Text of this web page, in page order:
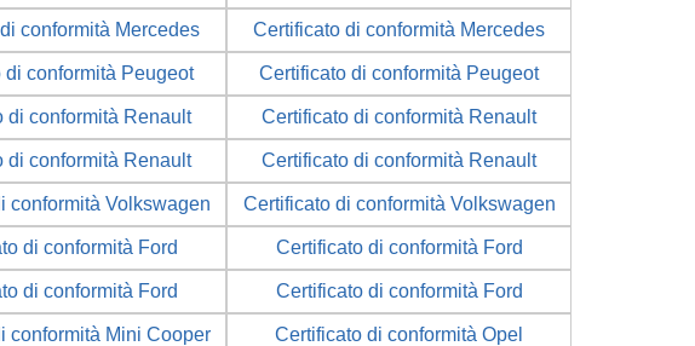
conformità Mercedes Certificato di conformità Mercedes
di conformità Peugeot Certificato di conformità Peugeot
di conformità Renault Certificato di conformità Renault
di conformità Renault Certificato di conformità Renault
conformità Volkswagen Certificato di conformità Volkswagen
di conformità Ford Certificato di conformità Ford
di conformità Ford Certificato di conformità Ford
conformità Mini Cooper Certificato di conformità Opel